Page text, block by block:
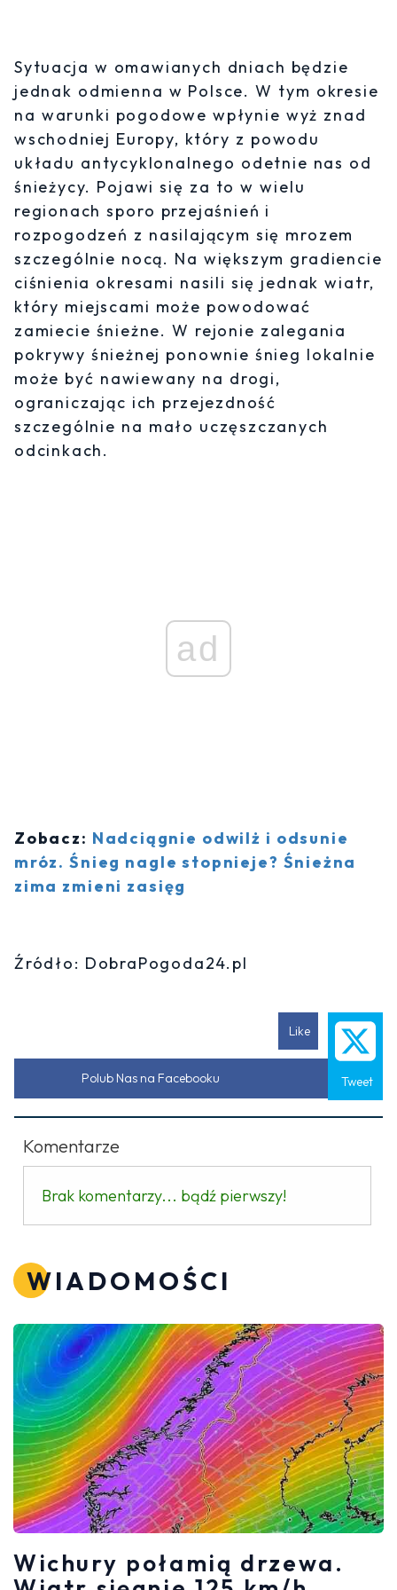
Sytuacja w omawianych dniach będzie
jednak odmienna w Polsce. W tym okresie
na warunki pogodowe wpłynie wyż znad
wschodniej Europy, który z powodu
układu antycyklonalnego odetnie nas od
śnieżycy. Pojawi się za to w wielu
regionach sporo przejaśnień i
rozpogodzeń z nasilającym się mrozem
szczególnie nocą. Na większym gradiencie
ciśnienia okresami nasili się jednak wiatr,
który miejscami może powodować
zamiecie śnieżne. W rejonie zalegania
pokrywy śnieżnej ponownie śnieg lokalnie
może być nawiewany na drogi,
ograniczając ich przejezdność
szczególnie na mało uczęszczanych
odcinkach.
ad
Zobacz: Nadciągnie odwilż i odsunie
mróz. Śnieg nagle stopnieje? Śnieżna
zima zmieni zasięg
Źródło: DobraPogoda24.pl
Like
Tweet
Polub Nas na Facebooku
Komentarze
Brak komentarzy... bądź pierwszy!
WIADOMOŚCI
Wichury połamią drzewa.